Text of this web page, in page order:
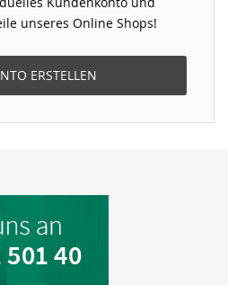
unseres Online Shops!
ERSTELLEN